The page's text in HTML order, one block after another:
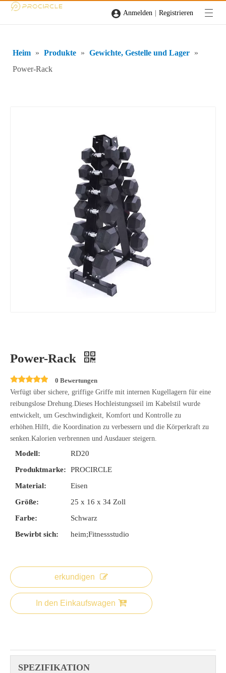
Anmelden | Registrieren
Heim » Produkte » Gewichte, Gestelle und Lager »
Power-Rack
Power-Rack
0 Bewertungen
Verfügt über sichere, griffige Griffe mit internen Kugellagern für eine
reibungslose Drehung.Dieses Hochleistungsseil im Kabelstil wurde
entwickelt, um Geschwindigkeit, Komfort und Kontrolle zu
erhöhen.Hilft, die Koordination zu verbessern und die Körperkraft zu
senken.Kalorien verbrennen und Ausdauer steigern.
Modell:
RD20
Produktmarke:
PROCIRCLE
Material:
Eisen
Größe:
25 x 16 x 34 Zoll
Farbe:
Schwarz
Bewirbt sich:
heim;Fitnessstudio
erkundigen
In den Einkaufswagen
SPEZIFIKATION